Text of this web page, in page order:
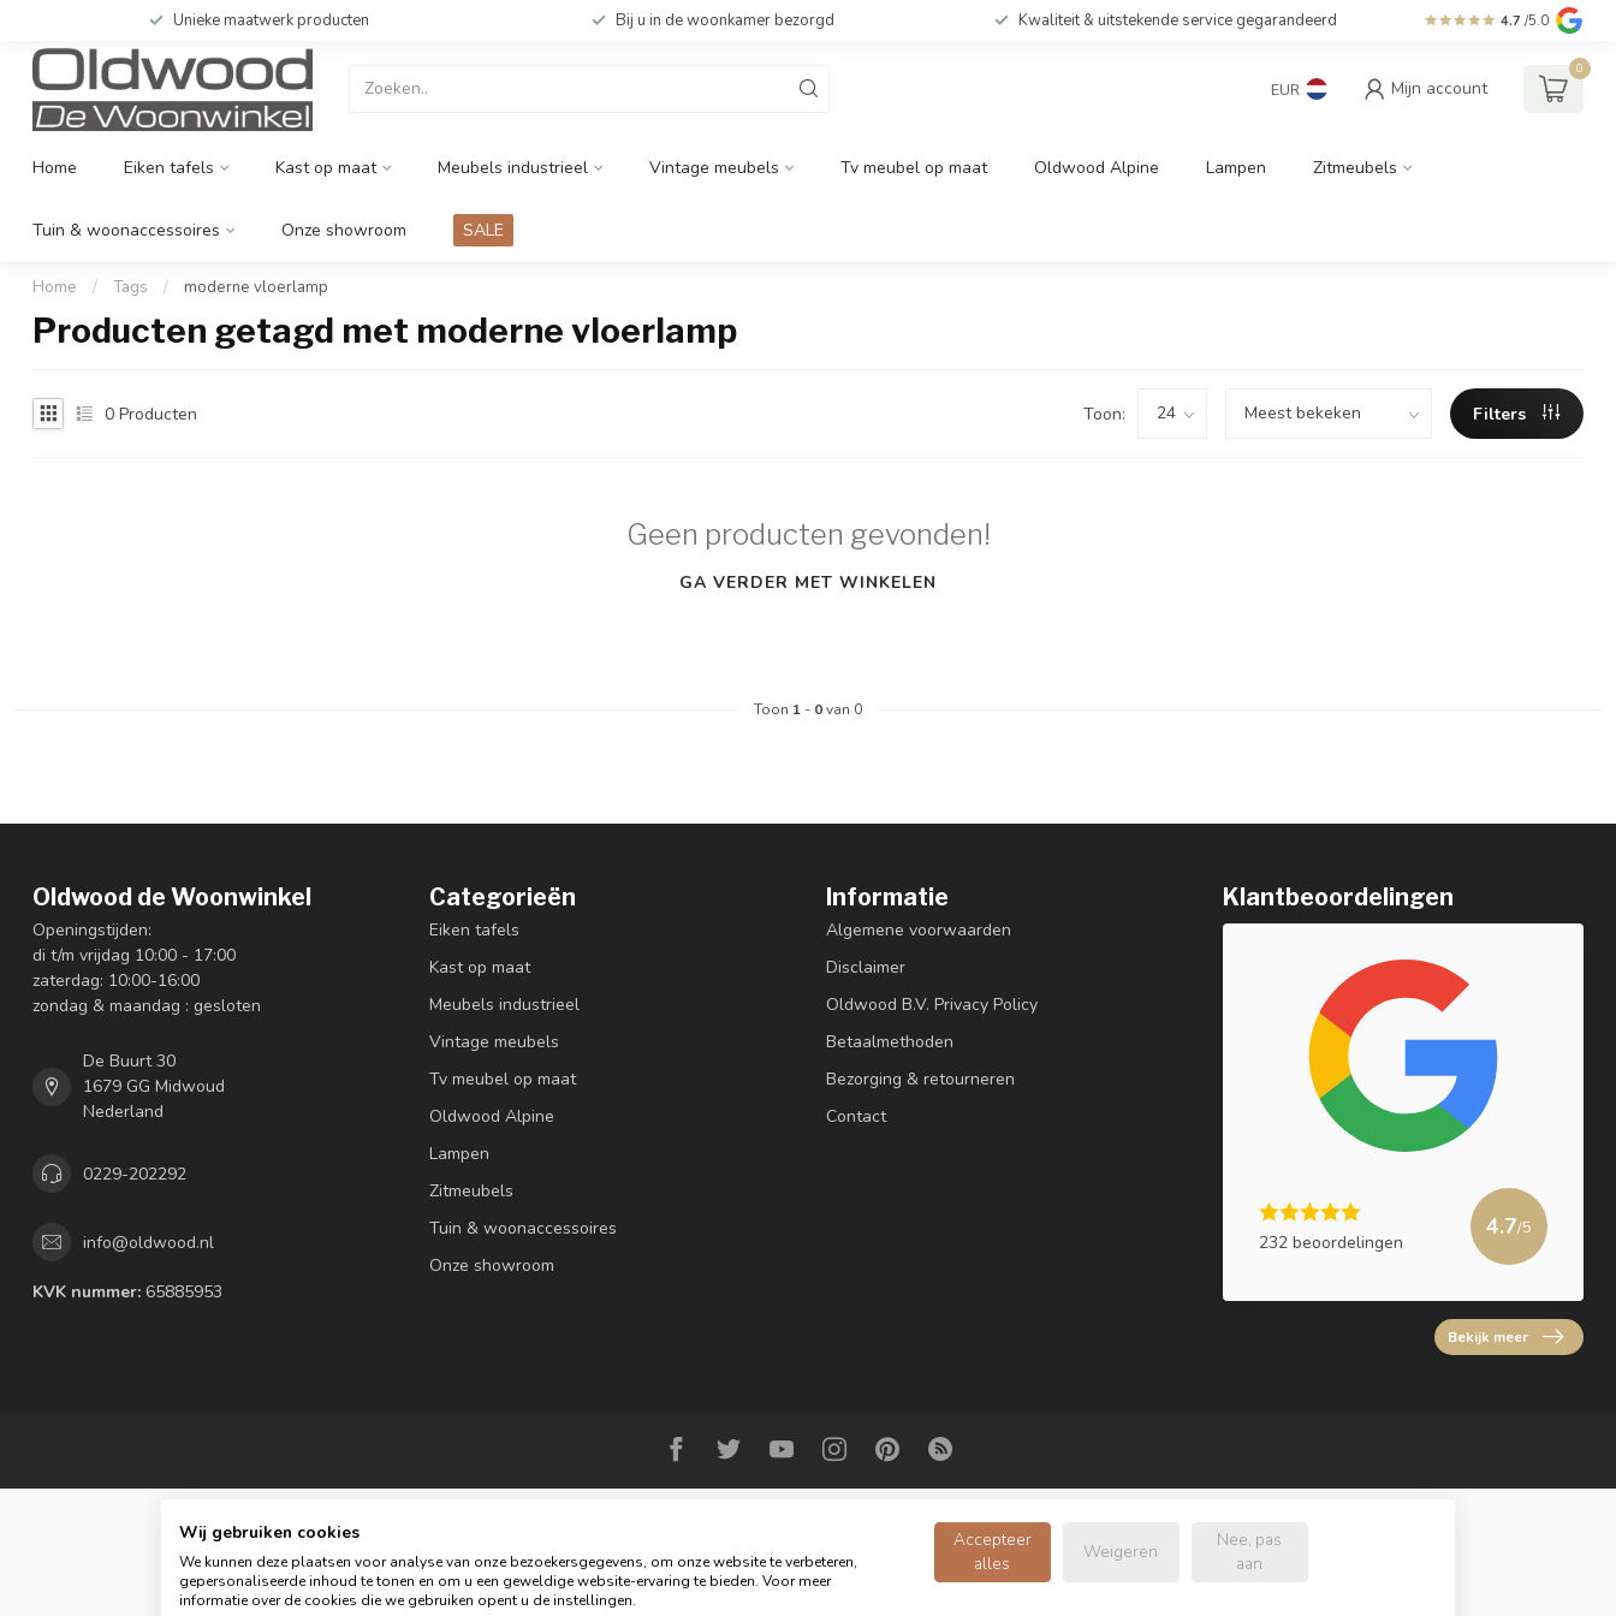
Unieke maatwerk producten Bij u in de woonkamer bezorgd Kwaliteit & uitstekende service gegarandeerd 4.7 /5.0
EUR Mijn account
0
Home Eiken tafels Kast op maat Meubels industrieel Vintage meubels Tv meubel op maat Oldwood Alpine Lampen Zitmeubels
Tuin & woonaccessoires Onze showroom SALE
Home / Tags / moderne vloerlamp
Producten getagd met moderne vloerlamp
0 Producten Toon: Filters
Geen producten gevonden!
GA VERDER MET WINKELEN
Toon 1 - 0van 0
Oldwood de Woonwinkel
Openingstijden:
di t/m vrijdag 10:00 - 17:00
zaterdag: 10:00-16:00
zondag & maandag : gesloten
De Buurt 30
1679 GG Midwoud
Nederland
0229-202292
info@oldwood.nl
KVK nummer: 65885953
Categorieën
Eiken tafels
Kast op maat
Meubels industrieel
Vintage meubels
Tv meubel op maat
Oldwood Alpine
Lampen
Zitmeubels
Tuin & woonaccessoires
Onze showroom
Informatie
Algemene voorwaarden
Disclaimer
Oldwood B.V. Privacy Policy
Betaalmethoden
Bezorging & retourneren
Contact
Klantbeoordelingen
232 beoordelingen
4.7/5
Bekijk meer
© Copyright 2026 Oldwood de Woonwinkel - Powered by
Wij gebruiken cookies
We kunnen deze plaatsen voor analyse van onze bezoekersgegevens, om onze website te verbeteren,
gepersonaliseerde inhoud te tonen en om u een geweldige website-ervaring te bieden. Voor meer
informatie over de cookies die we gebruiken opent u de instellingen.
Accepteer
alles
Weigeren
Nee, pas
aan